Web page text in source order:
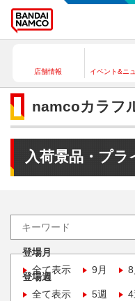
店舗情報 イベント&ニ
namcoカラフ
入荷景品・プラ
登場月
全て表示
9月 8
登場週
全て表示
5週 4